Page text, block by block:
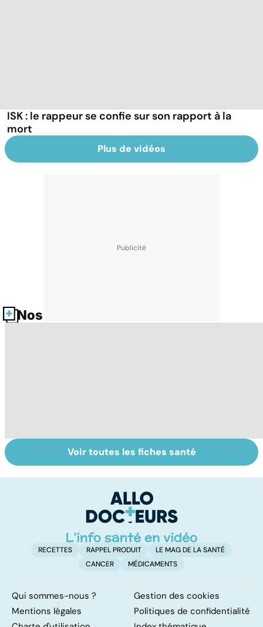
ISK : le rappeur se confie sur son rapport à la
mort
Plus de vidéos
Nos fiches santé
La tuberculose
pulmonaire
Le paludisme, un
fléau planétaire
Voir toutes les fiches santé
RECETTES RAPPEL PRODUIT
LE MAG DE LA SANTÉ
CANCER
MÉDICAMENTS
Qui sommes-nous ?
Gestion des cookies
Mentions légales
Politiques de confidentialité